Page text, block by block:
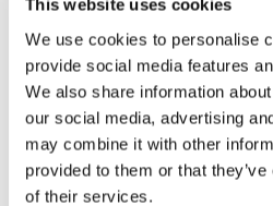
This website uses cookies
We use cookies to personalise
provide social media features
We also share information
our social media, advertising
may combine it with other
provided to them or that
of their services.